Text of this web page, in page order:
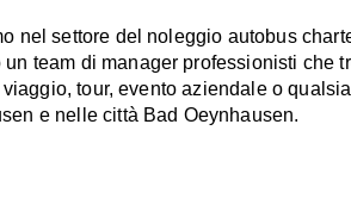
nel settore del noleggio autobus
un team di manager professionisti che
tour, evento aziendale o
e nelle città Bad Oeynhausen.